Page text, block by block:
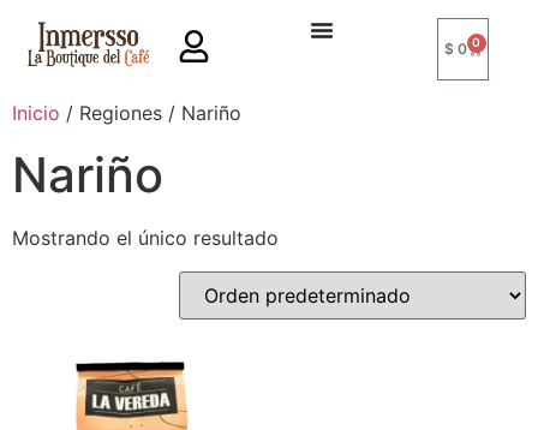
$0 0
Inicio / Regiones / Nariño
Nariño
Mostrando el único resultado